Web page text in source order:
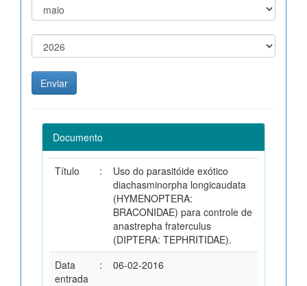
Documento
Título :
Uso do parasitóide exótico
diachasminorpha longicaudata
(HYMENOPTERA:
BRACONIDAE) para controle de
anastrepha fraterculus
(DIPTERA: TEPHRITIDAE).
Data
entrada
: 06-02-2016